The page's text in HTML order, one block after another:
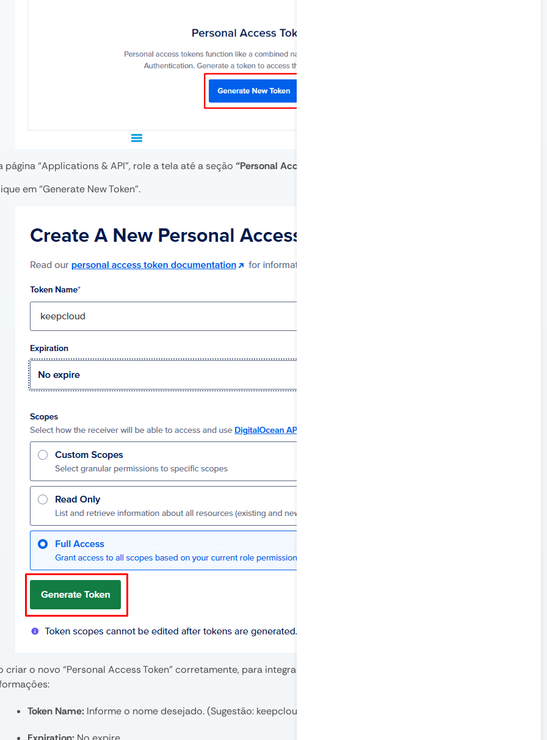
página “Applications & API”, role a tela até a seção“Personal Access Tokens”
em “Generate New Token”.
criar o novo “Personal Access Token” corretamente, para integração com a KeepCloud, é necessário que algumas
Token Name: Informe o nome desejado. (Sugestão: keepcloud)